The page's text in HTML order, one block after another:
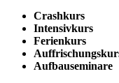
Crashkurs
Intensivkurs
Ferienkurs
Aufbauseminare